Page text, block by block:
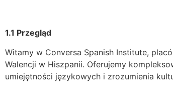
1.1 Przegląd
Witamy w Conversa Spanish Institute,
Walencji w Hiszpanii. Oferujemy
umiejętności językowych i zrozumienia